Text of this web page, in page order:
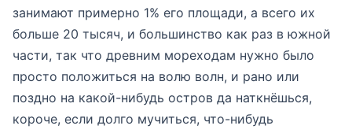
занимают примерно 1% его площади, а всего их
больше 20 тысяч, и большинство как раз в южной
части, так что древним мореходам нужно было
просто положиться на волю волн, и рано или
поздно на какой-нибудь остров да наткнёшься,
короче, если долго мучиться, что-нибудь